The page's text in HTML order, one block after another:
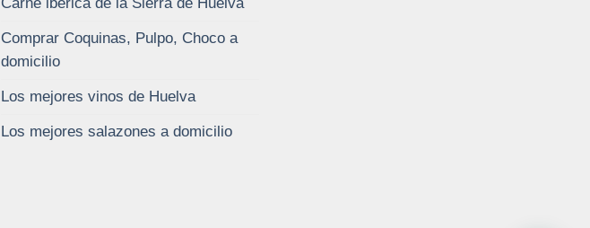
Carne ibérica de la Sierra de Huelva
Comprar Coquinas, Pulpo, Choco a
domicilio
Los mejores vinos de Huelva
Los mejores salazones a domicilio